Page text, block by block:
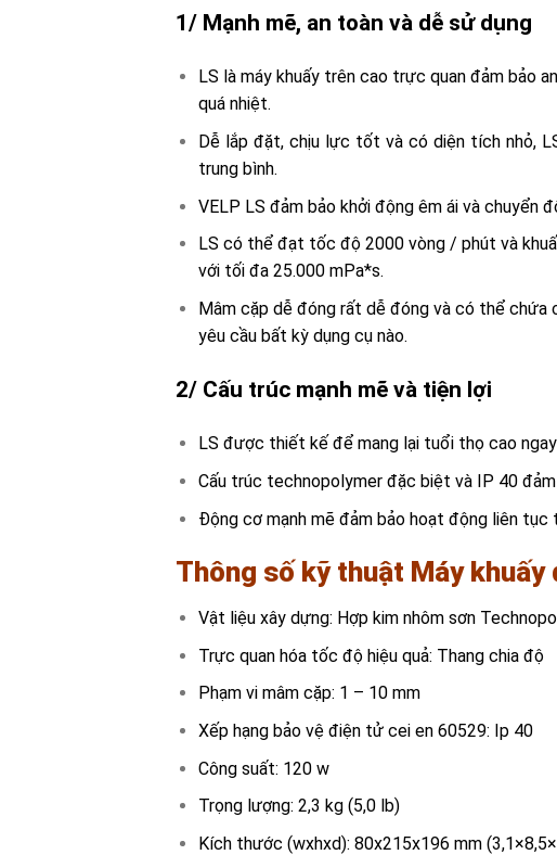
1/ Mạnh mẽ, an toàn và dễ sử dụng
LS là máy khuấy trên cao trực quan đảm bảo
quá nhiệt.
Dễ lắp đặt, chịu lực tốt và có diện tích nhỏ,
trung bình.
VELP LS đảm bảo khởi động êm ái và chuyển
LS có thể đạt tốc độ 2000 vòng / phút và
với tối đa 25.000 mPa*s.
Mâm cặp dễ đóng rất dễ đóng và có thể
yêu cầu bất kỳ dụng cụ nào.
2/ Cấu trúc mạnh mẽ và tiện lợi
LS được thiết kế để mang lại tuổi thọ cao
Cấu trúc technopolymer đặc biệt và IP 40
Động cơ mạnh mẽ đảm bảo hoạt động liên
Thông số kỹ thuật Máy khuấy
Vật liệu xây dựng: Hợp kim nhôm sơn
Trực quan hóa tốc độ hiệu quả: Thang chia độ
Phạm vi mâm cặp: 1 – 10 mm
Xếp hạng bảo vệ điện tử cei en 60529: Ip 40
Công suất: 120 w
Trọng lượng: 2,3 kg (5,0 lb)
Kích thước (wxhxd): 80x215x196 mm